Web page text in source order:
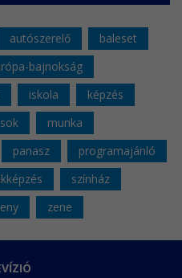
autószerelő
baleset
bajnokság
iskola
képzés
munka
panasz
programajánló
színház
zene